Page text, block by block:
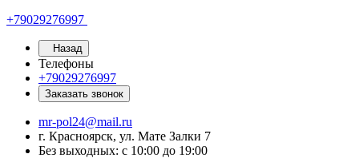
+79029276997
Назад
Телефоны
+79029276997
Заказать звонок
mr-pol24@mail.ru
г. Красноярск, ул. Мате Залки 7
Без выходных: с 10:00 до 19:00